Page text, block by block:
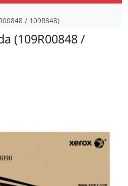
/ 109R848)
(109R00848 /